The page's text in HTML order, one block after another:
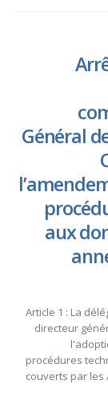
Général
aux
Article 1 : La
directeur
procédures
couverts par les